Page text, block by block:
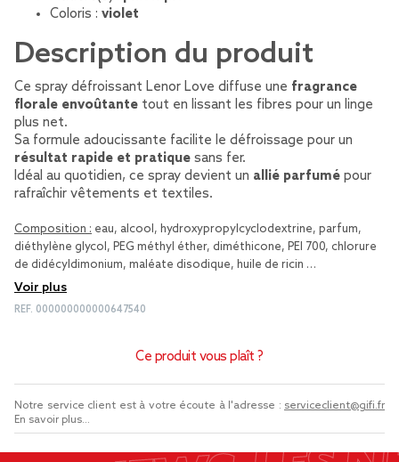
Coloris : violet
Description du produit
Ce spray défroissant Lenor Love diffuse une fragrance
florale envoûtante tout en lissant les fibres pour un linge
plus net.
Sa formule adoucissante facilite le défroissage pour un
résultat rapide et pratique sans fer.
Idéal au quotidien, ce spray devient un allié parfumé pour
rafraîchir vêtements et textiles.
Composition : eau, alcool, hydroxypropylcyclodextrine, parfum,
diéthylène glycol, PEG méthyl éther, diméthicone, PEI 700, chlorure
de didécyldimonium, maléate disodique, huile de ricin …
Voir plus
REF. 000000000000647540
Ce produit vous plaît ?
Notre service client est à votre écoute à l'adresse : serviceclient@gifi.fr
En savoir plus...